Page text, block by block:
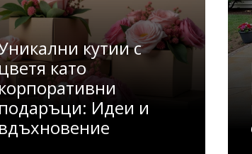
кутии с
цветя като
подаръци: Идеи и
вдъхновение